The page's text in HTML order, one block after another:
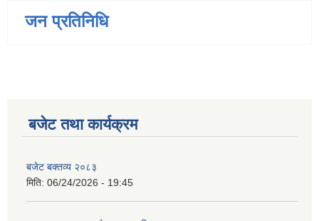
जन प्रतिनिधि
बजेट तथा कार्यक्रम
बजेट बक्तव्य २०८३
मिति: 06/24/2026 - 19:45